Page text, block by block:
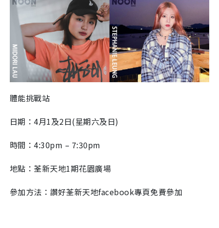
體能挑戰站
日期：4月1及2日(星期六及日)
時間：4:30pm – 7:30pm
地點：荃新天地1期花園廣場
參加方法：讚好荃新天地facebook專頁免費參加